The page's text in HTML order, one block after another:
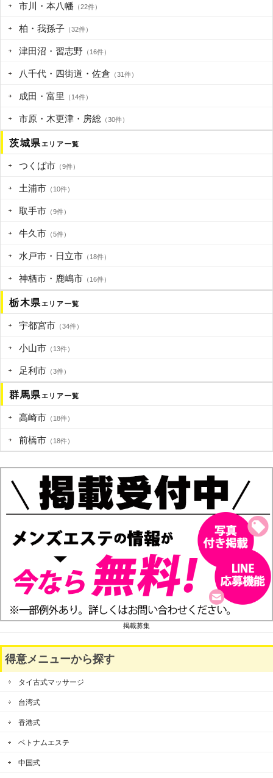
市川・本八幡 （22件）
柏・我孫子 （32件）
津田沼・習志野 （16件）
八千代・四街道・佐倉 （31件）
成田・富里 （14件）
市原・木更津・房総 （30件）
茨城県エリア一覧
つくば市 （9件）
土浦市 （10件）
取手市 （9件）
牛久市 （5件）
水戸市・日立市 （18件）
神栖市・鹿嶋市 （16件）
栃木県エリア一覧
宇都宮市 （34件）
小山市 （13件）
足利市 （3件）
群馬県エリア一覧
高崎市 （18件）
前橋市 （18件）
掲載募集
得意メニューから探す
タイ古式マッサージ
台湾式
香港式
ベトナムエステ
中国式